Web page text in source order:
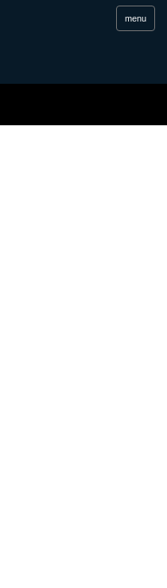
menu